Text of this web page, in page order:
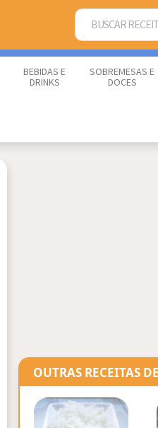
BEBIDAS E
DRINKS
SOBREMESAS E
DOCES
OUTRAS RECEITAS